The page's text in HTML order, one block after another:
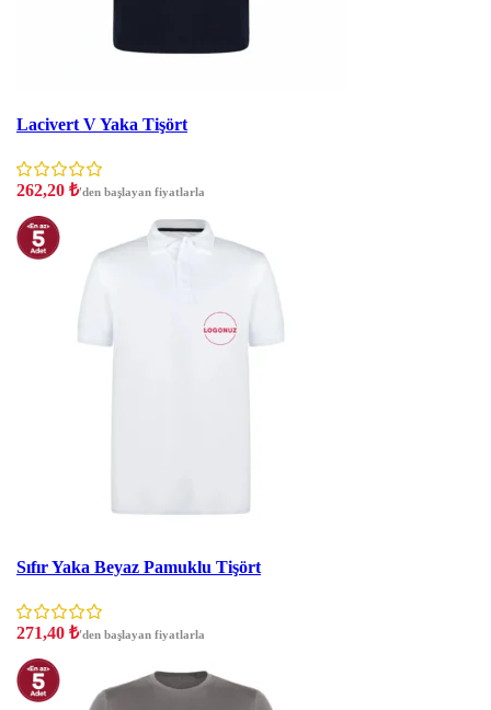
Lacivert V Yaka Tişört
262,20 ₺'den başlayan fiyatlarla
Sıfır Yaka Beyaz Pamuklu Tişört
271,40 ₺'den başlayan fiyatlarla